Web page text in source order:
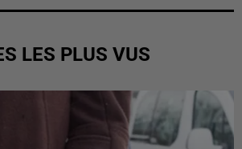
LES PLUS VUS